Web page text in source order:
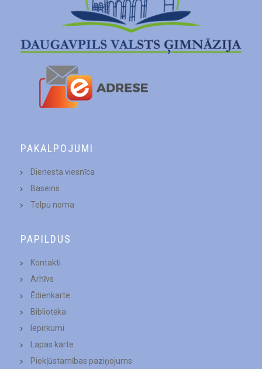
PAKALPOJUMI
Dienesta viesnīca
Baseins
Telpu noma
PAPILDUS
Kontakti
Arhīvs
Ēdienkarte
Bibliotēka
Iepirkumi
Lapas karte
Piekļūstamības paziņojums